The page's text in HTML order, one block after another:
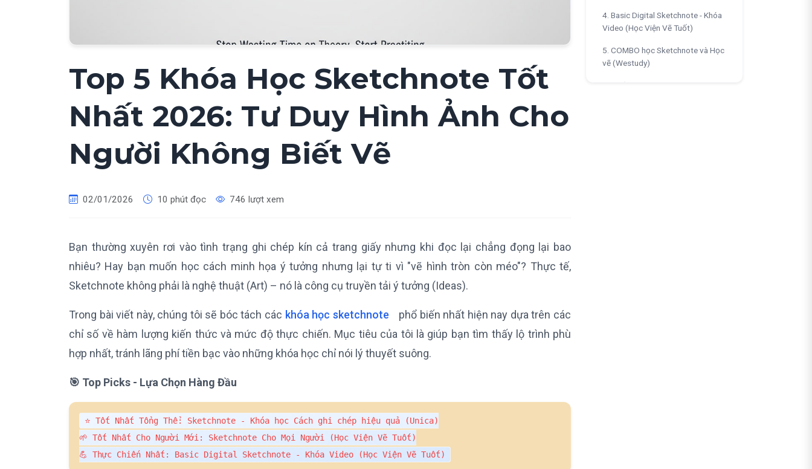
Top 5 Khóa Học Sketchnote Tốt
Nhất 2026: Tư Duy Hình Ảnh Cho
Người Không Biết Vẽ
02/01/2026 10 phút đọc 746 lượt xem
Bạn thường xuyên rơi vào tình trạng ghi chép kín cả trang giấy nhưng khi đọc lại chẳng đọng lại bao
nhiêu? Hay bạn muốn học cách minh họa ý tưởng nhưng lại tự ti vì "vẽ hình tròn còn méo"? Thực tế,
Sketchnote không phải là nghệ thuật (Art) – nó là công cụ truyền tải ý tưởng (Ideas).
Trong bài viết này, chúng tôi sẽ bóc tách các khóa học sketchnote
phổ biến nhất hiện nay dựa trên các
chỉ số về hàm lượng kiến thức và mức độ thực chiến. Mục tiêu của tôi là giúp bạn tìm thấy lộ trình phù
hợp nhất, tránh lãng phí tiền bạc vào những khóa học chỉ nói lý thuyết suông.
🎯 Top Picks - Lựa Chọn Hàng Đầu
⭐ Tốt Nhất Tổng Thể: Sketchnote - Khóa học Cách ghi chép hiệu quả (Unica)
🌱 Tốt Nhất Cho Người Mới: Sketchnote Cho Mọi Người (Học Viện Vẽ Tuốt)
💪 Thực Chiến Nhất: Basic Digital Sketchnote - Khóa Video (Học Viện Vẽ Tuốt)
4. Basic Digital Sketchnote - Khóa
Video (Học Viện Vẽ Tuốt)
5. COMBO học Sketchnote và Học
vẽ (Westudy)